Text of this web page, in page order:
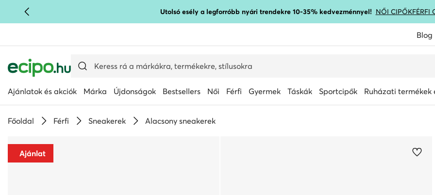
UGRÁS A FŐ TARTALOMRA Utolsó esély a legforróbb nyári trendekre 10-35% kedvezménnyel! NŐI CIPŐKFÉRFI
Blog
Ajánlatok és akciók Márka Újdonságok Bestsellers Női Férfi Gyermek Táskák Sportcipők Ruházati termékek
Főoldal Férfi Sneakerek Alacsony sneakerek
Ajánlat